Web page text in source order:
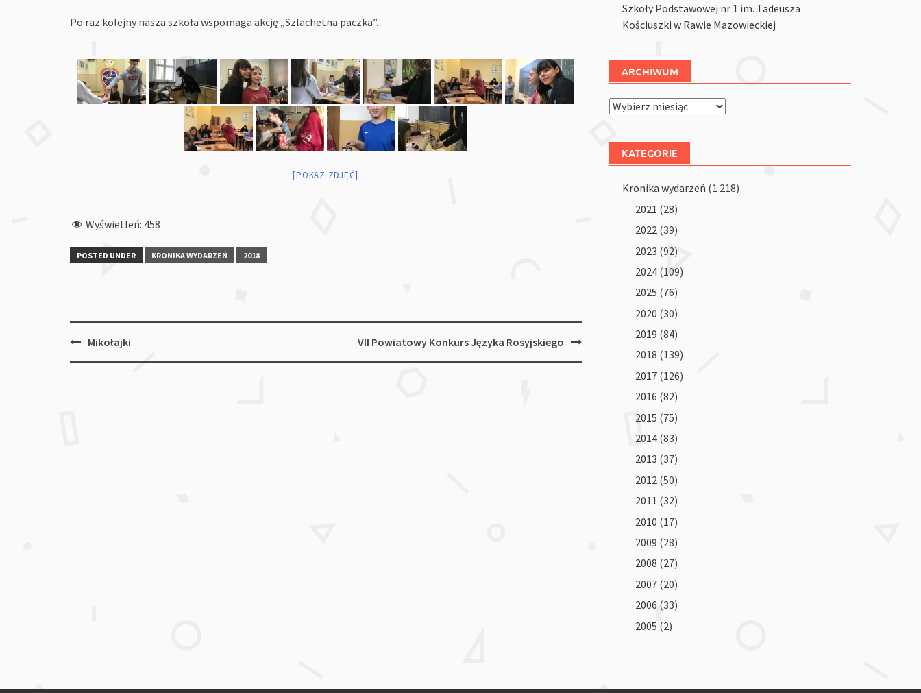
Po raz kolejny nasza szkoła wspomaga akcję „Szlachetna paczka”.
[POKAZ ZDJĘĆ]
Wyświetleń: 458
POSTED UNDER KRONIKA WYDARZEŃ 2018
PostMikołajki VII Powiatowy Konkurs Języka Rosyjskiego
Szkoły Podstawowej nr 1 im. Tadeusza
Kościuszki w Rawie Mazowieckiej
ARCHIWUM
Archiwum
KATEGORIE
Kronika wydarzeń (1 218)
2021 (28)
2022 (39)
2023 (92)
2024 (109)
2025 (76)
2020 (30)
2019 (84)
2018 (139)
2017 (126)
2016 (82)
2015 (75)
2014 (83)
2013 (37)
2012 (50)
2011 (32)
2010 (17)
2009 (28)
2008 (27)
2007 (20)
2006 (33)
2005 (2)